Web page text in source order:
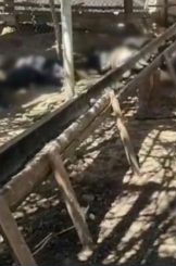
Ekonomi
Genel
Güncel
Gündem
İlim & İrfan
Haber Arşivi